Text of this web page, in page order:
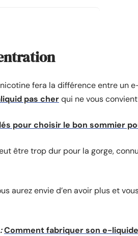
fera la différence entre un
pas cherqui ne vous
pour choisir le bon sommier
être trop dur pour la gorge,
aurez envie d’en avoir plus et
Comment fabriquer son e-